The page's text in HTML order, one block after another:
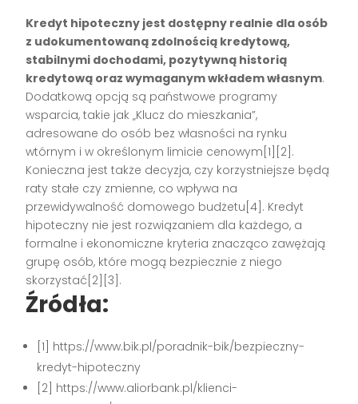
Kredyt hipoteczny jest dostępny realnie dla osób
z udokumentowaną zdolnością kredytową,
stabilnymi dochodami, pozytywną historią
kredytową oraz wymaganym wkładem własnym.
Dodatkową opcją są państwowe programy
wsparcia, takie jak „Klucz do mieszkania”,
adresowane do osób bez własności na rynku
wtórnym i w określonym limicie cenowym[1][2].
Konieczna jest także decyzja, czy korzystniejsze będą
raty stałe czy zmienne, co wpływa na
przewidywalność domowego budżetu[4]. Kredyt
hipoteczny nie jest rozwiązaniem dla każdego, a
formalne i ekonomiczne kryteria znacząco zawężają
grupę osób, które mogą bezpiecznie z niego
skorzystać[2][3].
Źródła:
[1] https://www.bik.pl/poradnik-bik/bezpieczny-
kredyt-hipoteczny
[2] https://www.aliorbank.pl/klienci-